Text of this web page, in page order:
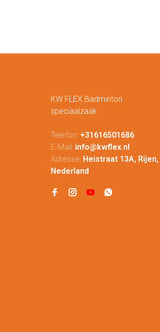
KW FLEX Badminton
speciaalzaak
Telefon: +31616501686
E-Mail: info@kwflex.nl
Adresse: Heistraat 13A, Rijen,
Nederland